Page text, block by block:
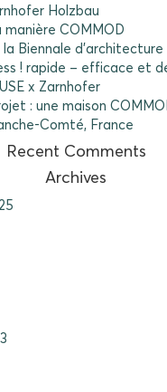
Holzbau
manière COMMOD
la Biennale d’architecture
! rapide – efficace et
x Zarnhofer
: une maison
Comté, France
Recent Comments
Archives